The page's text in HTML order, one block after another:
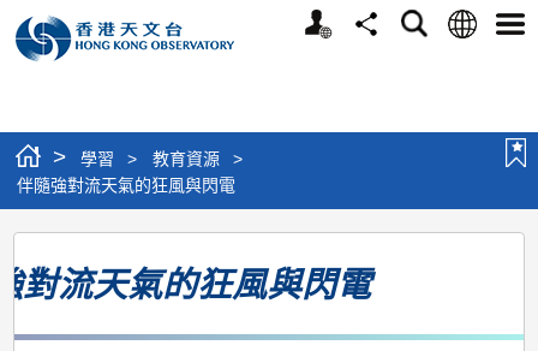
個
分
搜
語
選
> 學習 > 教育資源
>
伴隨強對流天氣的狂風與閃電
伴
隨
對流天氣的狂風與閃電